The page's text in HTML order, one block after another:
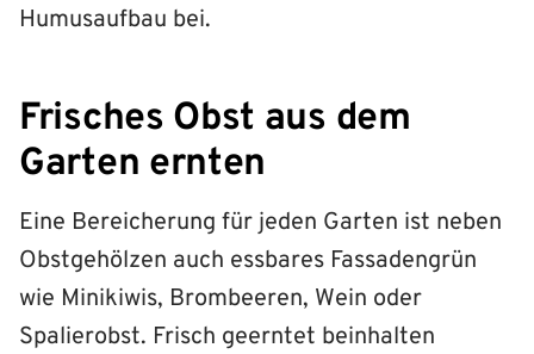
Humusaufbau bei.
Frisches Obst aus dem
Garten ernten
Eine Bereicherung für jeden Garten ist neben
Obstgehölzen auch essbares Fassadengrün
wie Minikiwis, Brombeeren, Wein oder
Spalierobst. Frisch geerntet beinhalten